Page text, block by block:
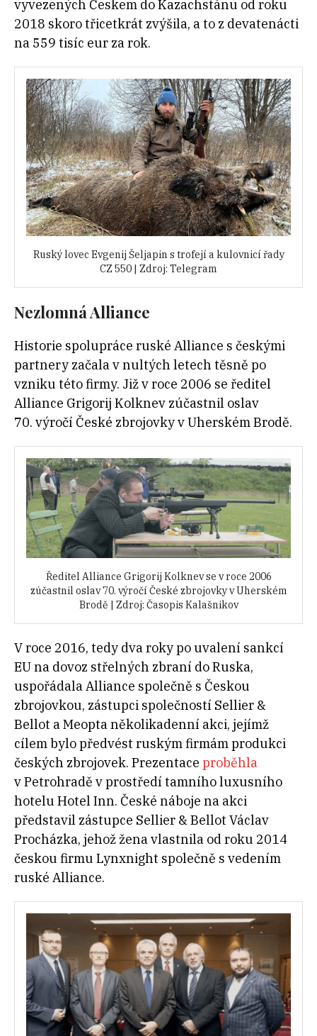
vyvezených Českem do Kazachstánu od roku
2018 skoro třicetkrát zvýšila, a to z devatenácti
na 559 tisíc eur za rok.
Ruský lovec Evgenij Šeljapin s trofejí a kulovnicí řady
CZ 550 | Zdroj: Telegram
Nezlomná Alliance
Historie spolupráce ruské Alliance s českými
partnery začala v nultých letech těsně po
vzniku této firmy. Již v roce 2006 se ředitel
Alliance Grigorij Kolknev zúčastnil oslav
70. výročí České zbrojovky v Uherském Brodě.
Ředitel Alliance Grigorij Kolknev se v roce 2006
zúčastnil oslav 70. výročí České zbrojovky v Uherském
Brodě | Zdroj: Časopis Kalašnikov
V roce 2016, tedy dva roky po uvalení sankcí
EU na dovoz střelných zbraní do Ruska,
uspořádala Alliance společně s Českou
zbrojovkou, zástupci společností Sellier &
Bellot a Meopta několikadenní akci, jejímž
cílem bylo předvést ruským firmám produkci
českých zbrojovek. Prezentace proběhla
v Petrohradě v prostředí tamního luxusního
hotelu Hotel Inn. České náboje na akci
představil zástupce Sellier & Bellot Václav
Procházka, jehož žena vlastnila od roku 2014
českou firmu Lynxnight společně s vedením
ruské Alliance.